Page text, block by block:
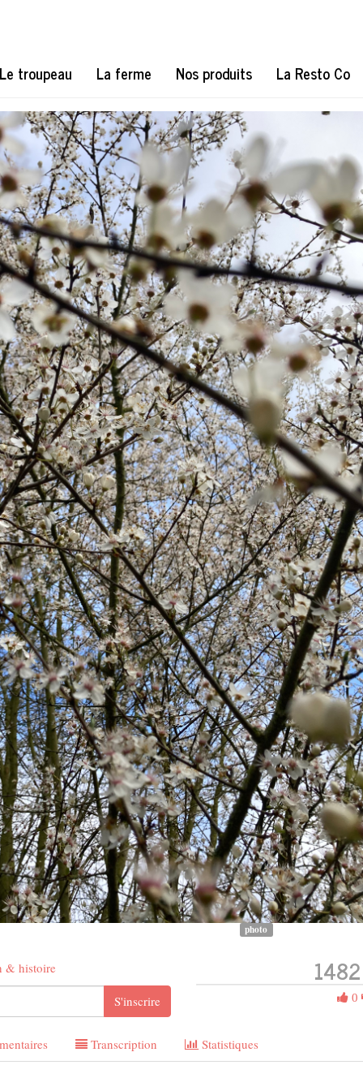
Le troupeau La ferme Nos produits La Resto Co
photo
& histoire
S'inscrire
1482
0
Transcription Statistiques